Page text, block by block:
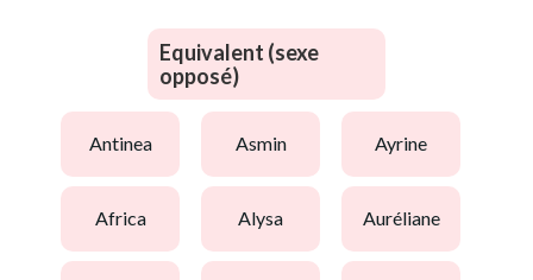
Equivalent (sexe
opposé)
antinea asmin ayrine
africa alysa auréliane